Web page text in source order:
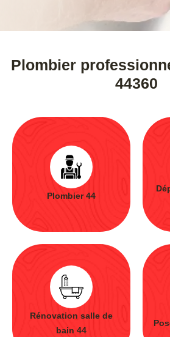
Plombier
44360
Plombier 44
Rénovation salle de
bain 44